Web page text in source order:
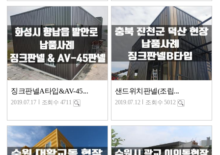
징크판넬A타입&AV-45...
2019.07.17 조회수 4711
샌드위치판넬(조립...
2019.07.12 조회수 5012